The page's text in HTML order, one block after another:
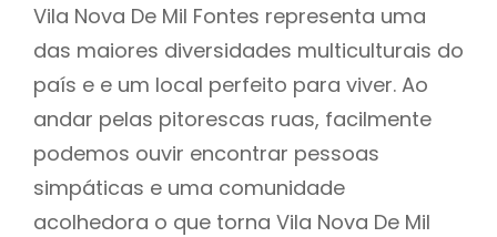
Vila Nova De Mil Fontes representa uma
das maiores diversidades multiculturais do
país e e um local perfeito para viver. Ao
andar pelas pitorescas ruas, facilmente
podemos ouvir encontrar pessoas
simpáticas e uma comunidade
acolhedora o que torna Vila Nova De Mil